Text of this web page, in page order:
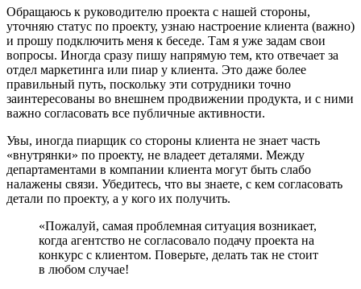
Обращаюсь к руководителю проекта с нашей стороны,
уточняю статус по проекту, узнаю настроение клиента (важно)
и прошу подключить меня к беседе. Там я уже задам свои
вопросы. Иногда сразу пишу напрямую тем, кто отвечает за
отдел маркетинга или пиар у клиента. Это даже более
правильный путь, поскольку эти сотрудники точно
заинтересованы во внешнем продвижении продукта, и с ними
важно согласовать все публичные активности.
Увы, иногда пиарщик со стороны клиента не знает часть
«внутрянки» по проекту, не владеет деталями. Между
департаментами в компании клиента могут быть слабо
налажены связи. Убедитесь, что вы знаете, с кем согласовать
детали по проекту, а у кого их получить.
«Пожалуй, самая проблемная ситуация возникает,
когда агентство не согласовало подачу проекта на
конкурс с клиентом. Поверьте, делать так не стоит
в любом случае!